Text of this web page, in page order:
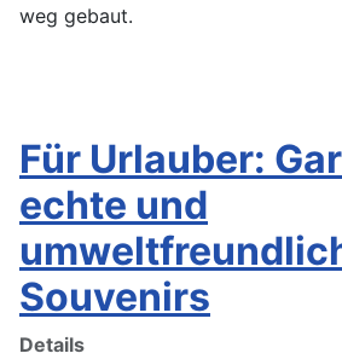
weg gebaut.
Für Urlauber:
echte und
Souvenirs
Details